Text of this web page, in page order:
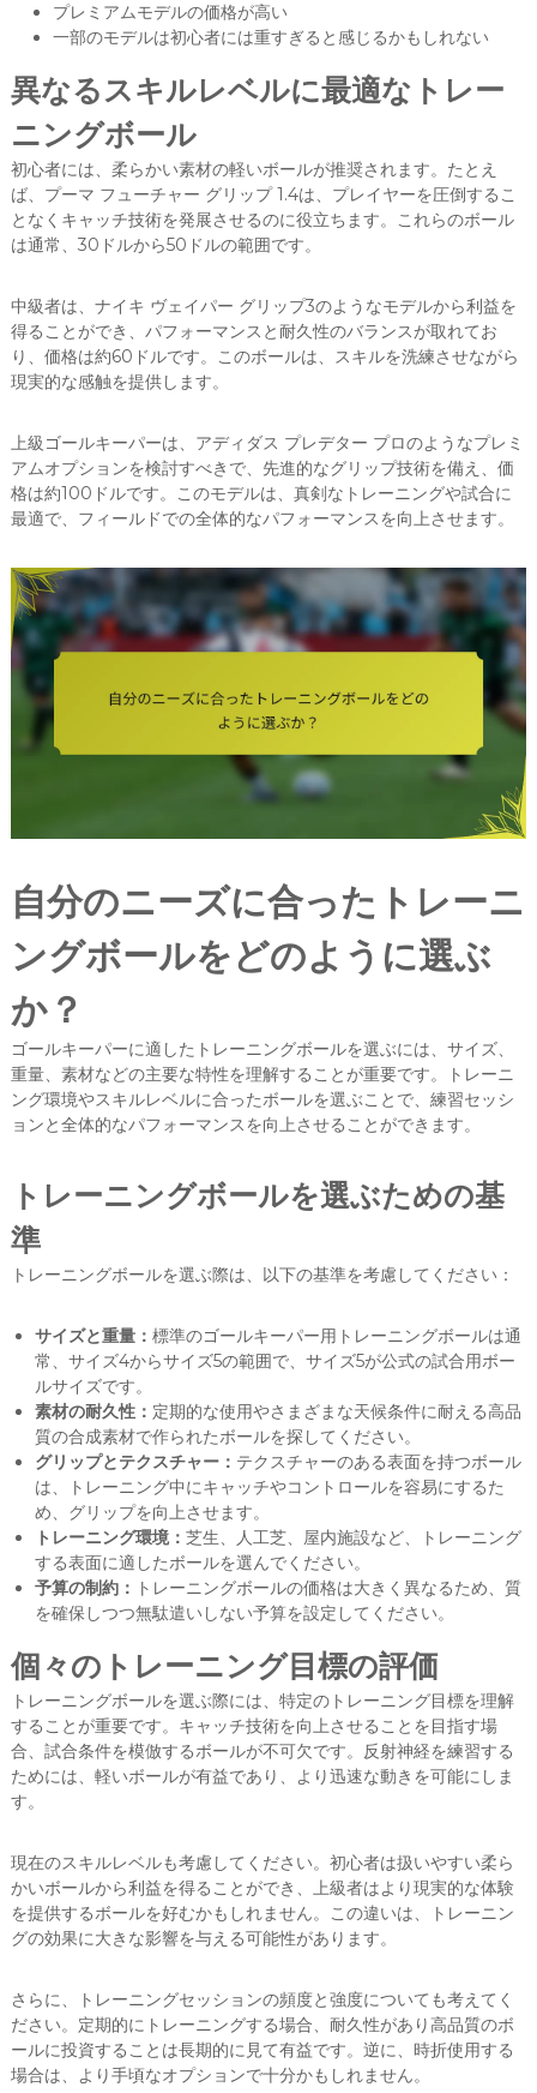
プレミアムモデルの価格が高い
一部のモデルは初心者には重すぎると感じるかもしれない
異なるスキルレベルに最適なトレー
ニングボール
初心者には、柔らかい素材の軽いボールが推奨されます。たとえ
ば、プーマ フューチャー グリップ 1.4は、プレイヤーを圧倒するこ
となくキャッチ技術を発展させるのに役立ちます。これらのボール
は通常、30ドルから50ドルの範囲です。
中級者は、ナイキ ヴェイパー グリップ3のようなモデルから利益を
得ることができ、パフォーマンスと耐久性のバランスが取れてお
り、価格は約60ドルです。このボールは、スキルを洗練させながら
現実的な感触を提供します。
上級ゴールキーパーは、アディダス プレデター プロのようなプレミ
アムオプションを検討すべきで、先進的なグリップ技術を備え、価
格は約100ドルです。このモデルは、真剣なトレーニングや試合に
最適で、フィールドでの全体的なパフォーマンスを向上させます。
自分のニーズに合ったトレーニ
ングボールをどのように選ぶ
か？
ゴールキーパーに適したトレーニングボールを選ぶには、サイズ、
重量、素材などの主要な特性を理解することが重要です。トレーニ
ング環境やスキルレベルに合ったボールを選ぶことで、練習セッシ
ョンと全体的なパフォーマンスを向上させることができます。
トレーニングボールを選ぶための基
準
トレーニングボールを選ぶ際は、以下の基準を考慮してください：
サイズと重量： 標準のゴールキーパー用トレーニングボールは通
常、サイズ4からサイズ5の範囲で、サイズ5が公式の試合用ボー
ルサイズです。
素材の耐久性： 定期的な使用やさまざまな天候条件に耐える高品
質の合成素材で作られたボールを探してください。
グリップとテクスチャー： テクスチャーのある表面を持つボール
は、トレーニング中にキャッチやコントロールを容易にするた
め、グリップを向上させます。
トレーニング環境： 芝生、人工芝、屋内施設など、トレーニング
する表面に適したボールを選んでください。
予算の制約： トレーニングボールの価格は大きく異なるため、質
を確保しつつ無駄遣いしない予算を設定してください。
個々のトレーニング目標の評価
トレーニングボールを選ぶ際には、特定のトレーニング目標を理解
することが重要です。キャッチ技術を向上させることを目指す場
合、試合条件を模倣するボールが不可欠です。反射神経を練習する
ためには、軽いボールが有益であり、より迅速な動きを可能にしま
す。
現在のスキルレベルも考慮してください。初心者は扱いやすい柔ら
かいボールから利益を得ることができ、上級者はより現実的な体験
を提供するボールを好むかもしれません。この違いは、トレーニン
グの効果に大きな影響を与える可能性があります。
さらに、トレーニングセッションの頻度と強度についても考えてく
ださい。定期的にトレーニングする場合、耐久性があり高品質のボ
ールに投資することは長期的に見て有益です。逆に、時折使用する
場合は、より手頃なオプションで十分かもしれません。